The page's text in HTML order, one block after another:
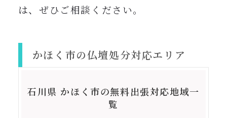
は、ぜひご相談ください。
かほく市の仏壇処分対応エリア
石川県 かほく市の無料出張対応地域一
覧